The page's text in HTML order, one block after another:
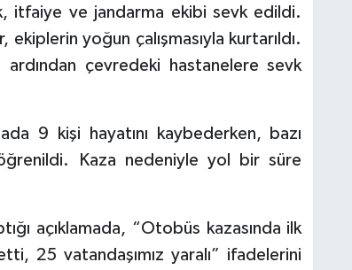
itfaiye ve jandarma ekibi sevk edildi.
yoğun çalışmasıyla kurtarıldı.
ardından çevredeki hastanelere sevk
9 kişi hayatını kaybederken, bazı
öğrenildi. Kaza nedeniyle yol bir süre
açıklamada, “Otobüs kazasında ilk
25 vatandaşımız yaralı” ifadelerini